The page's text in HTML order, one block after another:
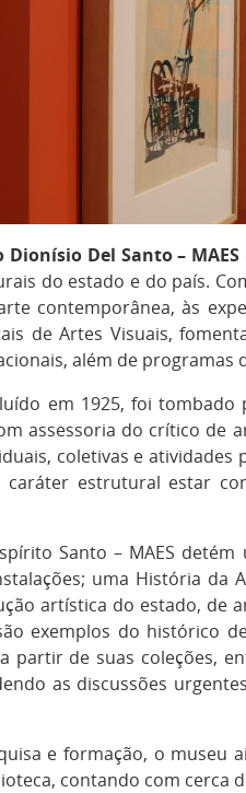
Del Santo – MAES
do estado e do país.
contemporânea, às
de Artes Visuais,
além de programas
em 1925, foi
assessoria do crítico de
coletivas e
estrutural estar
Santo – MAES
uma História da
artística do estado, de
exemplos do histórico
partir de suas coleções,
as discussões
e formação, o museu
contando com cerca